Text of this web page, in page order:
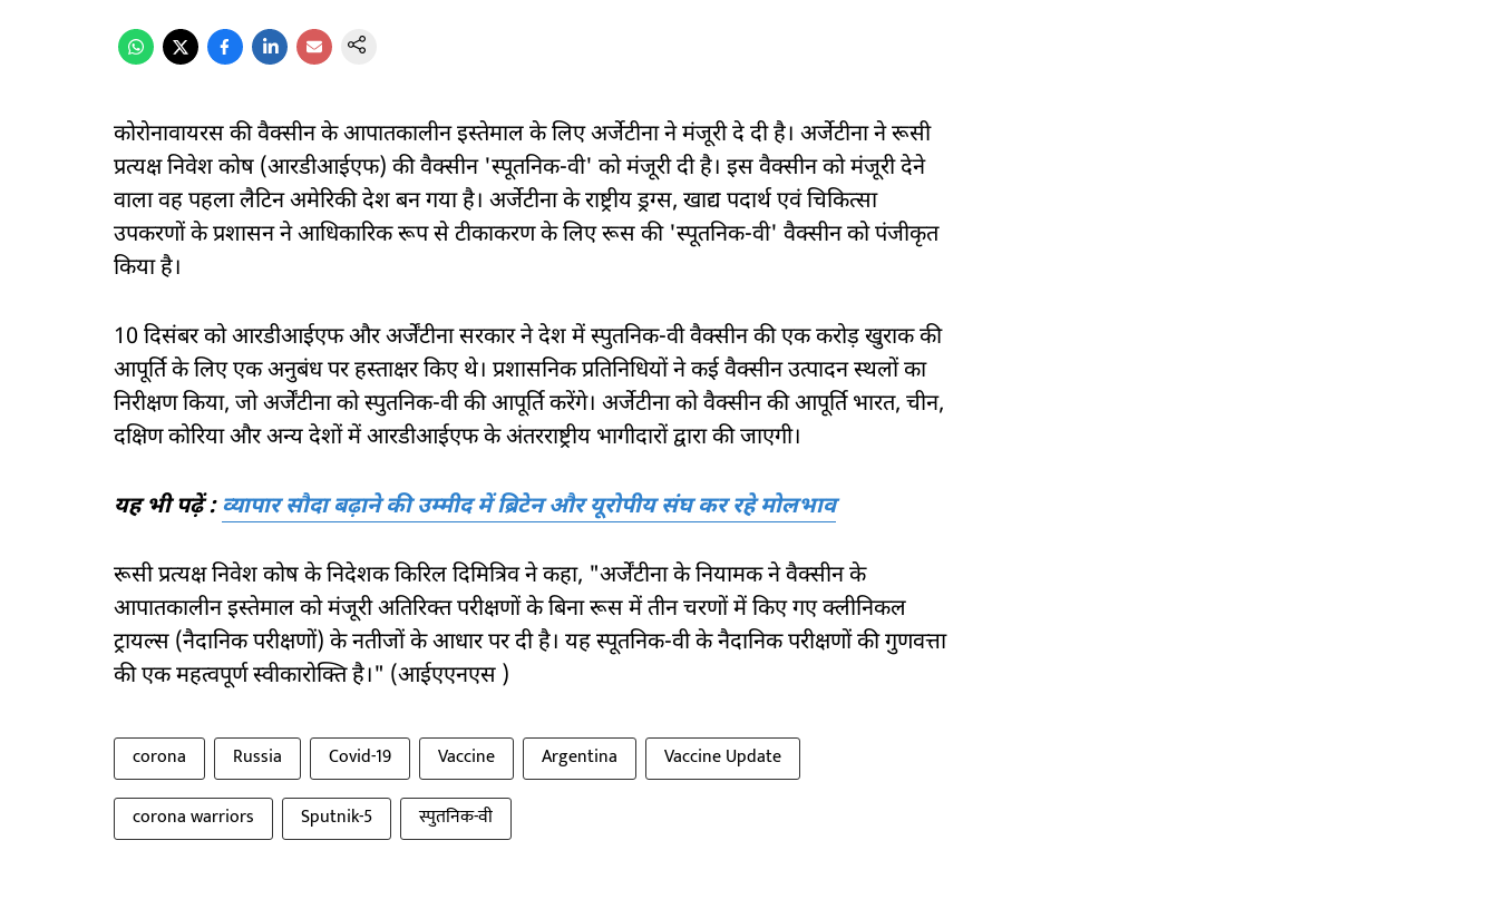
कोरोनावायरस की वैक्सीन के आपातकालीन इस्तेमाल के लिए अर्जेटीना ने मंजूरी दे दी है। अर्जेटीना ने रूसी
प्रत्यक्ष निवेश कोष (आरडीआईएफ) की वैक्सीन 'स्पूतनिक-वी' को मंजूरी दी है। इस वैक्सीन को मंजूरी देने
वाला वह पहला लैटिन अमेरिकी देश बन गया है। अर्जेटीना के राष्ट्रीय ड्रग्स, खाद्य पदार्थ एवं चिकित्सा
उपकरणों के प्रशासन ने आधिकारिक रूप से टीकाकरण के लिए रूस की 'स्पूतनिक-वी' वैक्सीन को पंजीकृत
किया है।
10 दिसंबर को आरडीआईएफ और अर्जेंटीना सरकार ने देश में स्पुतनिक-वी वैक्सीन की एक करोड़ खुराक की
आपूर्ति के लिए एक अनुबंध पर हस्ताक्षर किए थे। प्रशासनिक प्रतिनिधियों ने कई वैक्सीन उत्पादन स्थलों का
निरीक्षण किया, जो अर्जेंटीना को स्पुतनिक-वी की आपूर्ति करेंगे। अर्जेटीना को वैक्सीन की आपूर्ति भारत, चीन,
दक्षिण कोरिया और अन्य देशों में आरडीआईएफ के अंतरराष्ट्रीय भागीदारों द्वारा की जाएगी।
यह भी पढ़ें :व्यापार सौदा बढ़ाने की उम्मीद में ब्रिटेन और यूरोपीय संघ कर रहे मोलभाव
रूसी प्रत्यक्ष निवेश कोष के निदेशक किरिल दिमित्रिव ने कहा, "अर्जेंटीना के नियामक ने वैक्सीन के
आपातकालीन इस्तेमाल को मंजूरी अतिरिक्त परीक्षणों के बिना रूस में तीन चरणों में किए गए क्लीनिकल
ट्रायल्स (नैदानिक परीक्षणों) के नतीजों के आधार पर दी है। यह स्पूतनिक-वी के नैदानिक परीक्षणों की गुणवत्ता
की एक महत्वपूर्ण स्वीकारोक्ति है।" (आईएएनएस )
corona Russia Covid-19 Vaccine Argentina
Vaccine Update
corona warriors
Sputnik-5 स्पुतनिक-वी